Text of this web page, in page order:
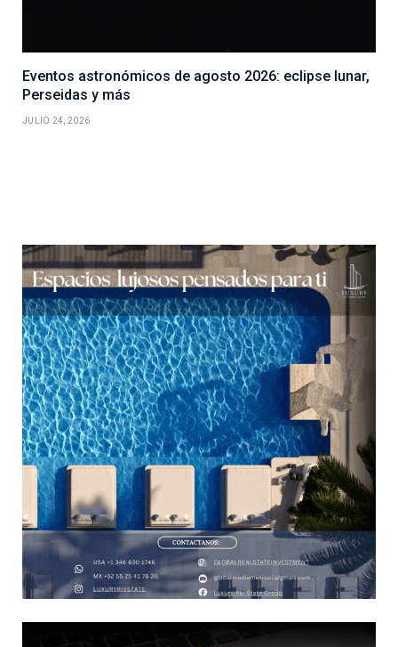
Eventos astronómicos de agosto 2026: eclipse lunar,
Perseidas y más
JULIO 24, 2026